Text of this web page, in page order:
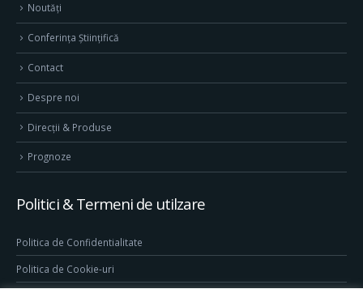
Noutăți
Conferința Științifică
Contact
Despre noi
Direcţii & Produse
Prognoze
Politici & Termeni de utilzare
Politica de Confidentialitate
Politica de Cookie-uri